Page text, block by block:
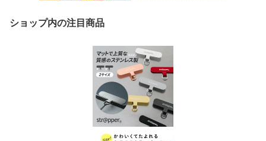
ショップ内の注目商品